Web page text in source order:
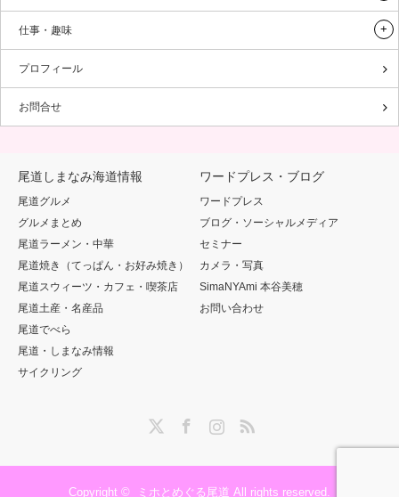
仕事・趣味
プロフィール
お問合せ
尾道しまなみ海道情報
尾道グルメ
グルメまとめ
尾道ラーメン・中華
尾道焼き（てっぱん・お好み焼き）
尾道スウィーツ・カフェ・喫茶店
尾道土産・名産品
尾道でべら
尾道・しまなみ情報
サイクリング
ワードプレス・ブログ
ワードプレス
ブログ・ソーシャルメディア
セミナー
カメラ・写真
SimaNYAmi 本谷美穂
お問い合わせ
InstagramRSS
Copyright © ミホとめぐる尾道 All rights reserved.